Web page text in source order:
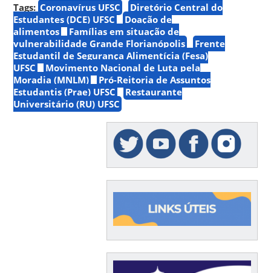
Tags: Coronavírus UFSC
Diretório Central do
Estudantes (DCE) UFSC
Doação de
alimentos
Famílias em situação de
vulnerabilidade Grande Florianópolis
Frente
Estudantil de Segurança Alimentícia (Fesa)
UFSC
Movimento Nacional de Luta pela
Moradia (MNLM)
Pró-Reitoria de Assuntos
Estudantis (Prae) UFSC
Restaurante
Universitário (RU) UFSC